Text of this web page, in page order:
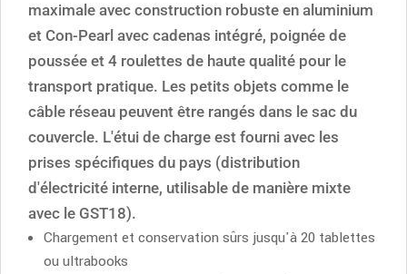
maximale avec construction robuste en aluminium
et Con-Pearl avec cadenas intégré, poignée de
poussée et 4 roulettes de haute qualité pour le
transport pratique. Les petits objets comme le
câble réseau peuvent être rangés dans le sac du
couvercle. L'étui de charge est fourni avec les
prises spécifiques du pays (distribution
d'électricité interne, utilisable de manière mixte
avec le GST18).
Chargement et conservation sûrs jusqu'à 20 tablettes
ou ultrabooks